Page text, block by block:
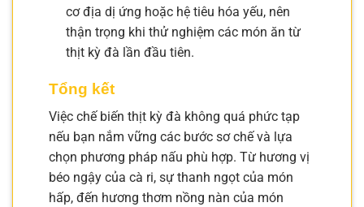
cơ địa dị ứng hoặc hệ tiêu hóa yếu, nên
thận trọng khi thử nghiệm các món ăn từ
thịt kỳ đà lần đầu tiên.
Tổng kết
Việc chế biến thịt kỳ đà không quá phức tạp
nếu bạn nắm vững các bước sơ chế và lựa
chọn phương pháp nấu phù hợp. Từ hương vị
béo ngậy của cà ri, sự thanh ngọt của món
hấp, đến hương thơm nồng nàn của món